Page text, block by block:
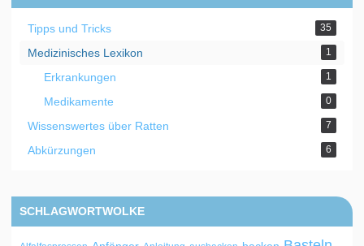
Tipps und Tricks 35
Medizinisches Lexikon 1
Erkrankungen 1
Medikamente 0
Wissenswertes über Ratten 7
Abkürzungen 6
SCHLAGWORTWOLKE